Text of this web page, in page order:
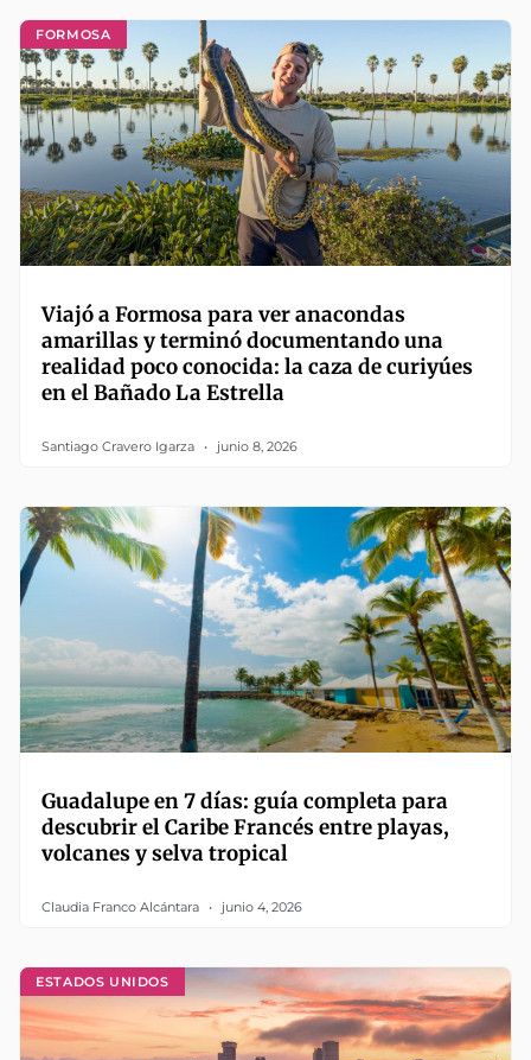
FORMOSA
Viajó a Formosa para ver anacondas
amarillas y terminó documentando una
realidad poco conocida: la caza de curiyúes
en el Bañado La Estrella
Santiago Cravero Igarza junio 8, 2026
Guadalupe en 7 días: guía completa para
descubrir el Caribe Francés entre playas,
volcanes y selva tropical
Claudia Franco Alcántara junio 4, 2026
ESTADOS UNIDOS